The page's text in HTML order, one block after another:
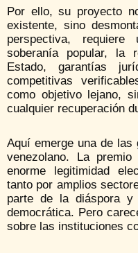
Por ello, su proyecto
existente, sino
perspectiva,
soberanía popular, la
Estado, garantías
competitivas
como objetivo lejano,
cualquier recuperación
Aquí emerge una de las
venezolano. La
enorme legitimidad
tanto por amplios
parte de la diáspora y
democrática. Pero
sobre las instituciones